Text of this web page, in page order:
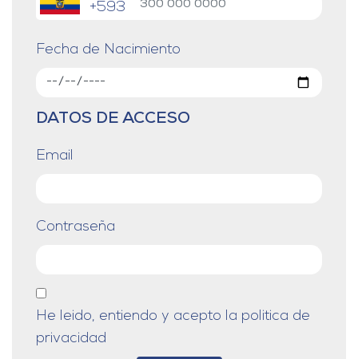
+593
Fecha de Nacimiento
DATOS DE ACCESO
Email
Contraseña
He leido, entiendo y acepto la politica de
privacidad